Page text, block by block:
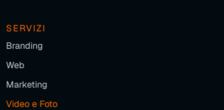
SERVIZI
Branding
Web
Marketing
Video e Foto